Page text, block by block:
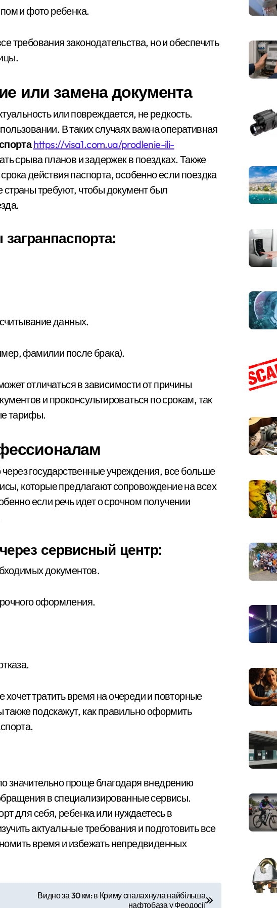
продавця перед оплатою
вартістю 10 млн грн, що була захоплена для самочинної забудови
майже 500 новонароджених: найактивніші медзаклади
схеми підробки інвалідності за $28 тис. і статусу «обмежено
у $2000 за ненастоящий діагноз
и фото ребенка.
требования законодательства, но и обеспечить
или замена документа
или повреждается, не редкость.
В таких случаях важна оперативная
https://visa1.com.ua/prodlenie-ili-
срыва планов и задержек в поездках. Также
действия паспорта, особенно если поездка
требуют, чтобы документ был
данных.
фамилии после брака).
отличаться в зависимости от причины
и проконсультироваться по срокам, так
тарифы.
государственные учреждения, все больше
которые предлагают сопровождение на всех
если речь идет о срочном получении
сервисный центр:
документов.
оформления.
хочет тратить время на очереди и повторные
подскажут, как правильно оформить
значительно проще благодаря внедрению
в специализированные сервисы.
для себя, ребенка или нуждаетесь в
актуальные требования и подготовить все
время и избежать непредвиденных
Видно за 30 км: в Криму спалахнула найбільша
нафтобаза у Феодосії